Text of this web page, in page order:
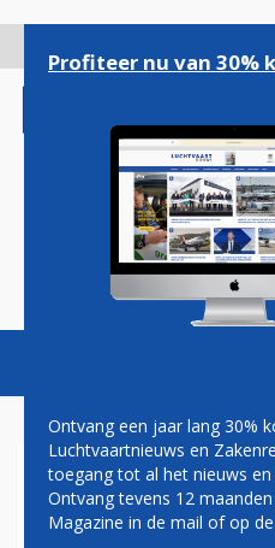
gaan
Magazine
BRUSSELS
FORSE
Profiteer nu van 30%
Ontvang een jaar lang 30%
Luchtvaartnieuws en
toegang tot al het nieuws
Ontvang tevens 12
Magazine in de mail of op